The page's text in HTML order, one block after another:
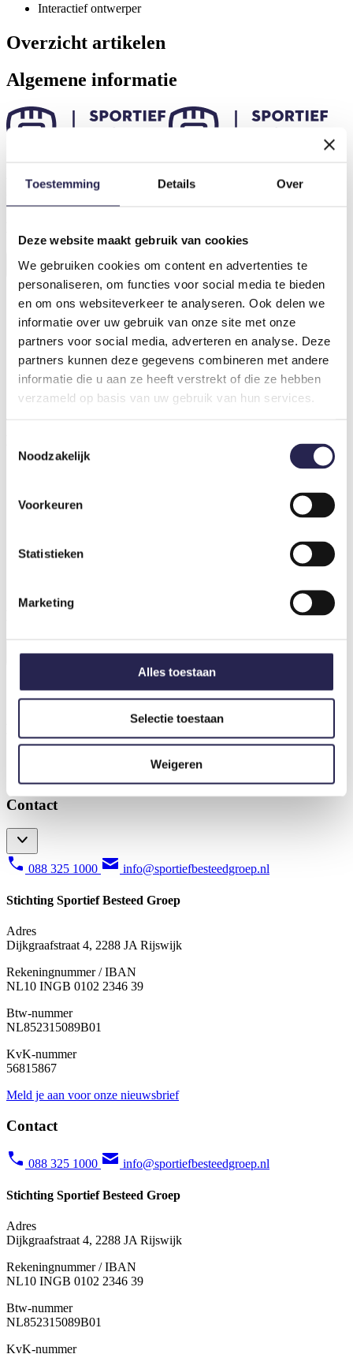
Toestemming Details Over
Deze website maakt gebruik van cookies
We gebruiken cookies om content en advertenties te
personaliseren, om functies voor social media te bieden
en om ons websiteverkeer te analyseren. Ook delen we
informatie over uw gebruik van onze site met onze
partners voor social media, adverteren en analyse. Deze
partners kunnen deze gegevens combineren met andere
informatie die u aan ze heeft verstrekt of die ze hebben
verzameld op basis van uw gebruik van hun services.
Noodzakelijk
Voorkeuren
Statistieken
Marketing
Alles toestaan
Selectie toestaan
Weigeren
Interactief ontwerper
Overzicht artikelen
Algemene informatie
Wij brengen beweging in het leven van een ander. Benieuwd naar
Maatschappelijke diensten
Producten
Internationaal
Cases
Over SBG
Leren bij
Werken bij
Producten
Internationaal
Leren bij
Klachtenprocedure
Contact
088 325 1000 info@sportiefbesteedgroep.nl
Stichting Sportief Besteed Groep
Adres
Dijkgraafstraat 4, 2288 JA Rijswijk
Rekeningnummer / IBAN
NL10 INGB 0102 2346 39
Btw-nummer
NL852315089B01
KvK-nummer
56815867
Meld je aan voor onze nieuwsbrief
Contact
088 325 1000 info@sportiefbesteedgroep.nl
Stichting Sportief Besteed Groep
Adres
Dijkgraafstraat 4, 2288 JA Rijswijk
Rekeningnummer / IBAN
NL10 INGB 0102 2346 39
Btw-nummer
NL852315089B01
KvK-nummer